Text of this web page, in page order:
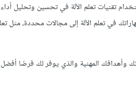
تقنيات تعلم الآلة في تحسين وتحليل أداء
في تعلم الآلة إلى مجالات محددة، مثل
وأهدافك المهنية والذي يوفر لك فرصًا